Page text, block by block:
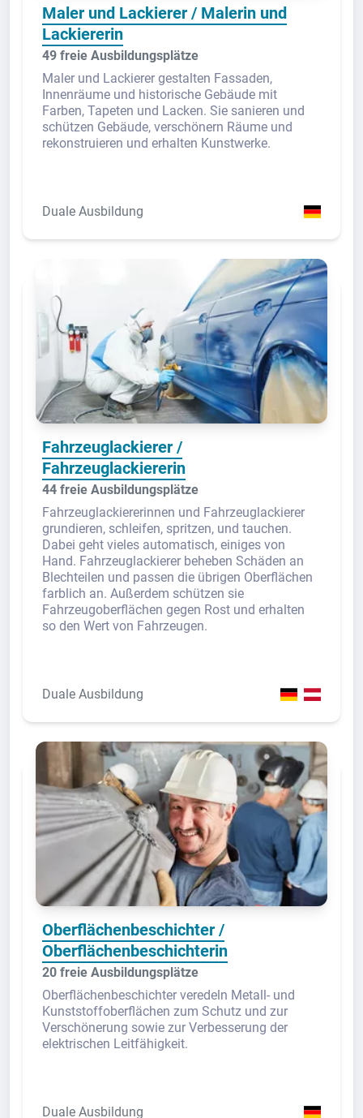
Maler und Lackierer / Malerin und
Lackiererin
49 freie Ausbildungsplätze
Maler und Lackierer gestalten Fassaden,
Innenräume und historische Gebäude mit
Farben, Tapeten und Lacken. Sie sanieren und
schützen Gebäude, verschönern Räume und
rekonstruieren und erhalten Kunstwerke.
Duale Ausbildung
Fahrzeuglackierer /
Fahrzeuglackiererin
44 freie Ausbildungsplätze
Fahrzeuglackiererinnen und Fahrzeuglackierer
grundieren, schleifen, spritzen, und tauchen.
Dabei geht vieles automatisch, einiges von
Hand. Fahrzeuglackierer beheben Schäden an
Blechteilen und passen die übrigen Oberflächen
farblich an. Außerdem schützen sie
Fahrzeugoberflächen gegen Rost und erhalten
so den Wert von Fahrzeugen.
Duale Ausbildung
Oberflächenbeschichter /
Oberflächenbeschichterin
20 freie Ausbildungsplätze
Oberflächenbeschichter veredeln Metall- und
Kunststoffoberflächen zum Schutz und zur
Verschönerung sowie zur Verbesserung der
elektrischen Leitfähigkeit.
Duale Ausbildung